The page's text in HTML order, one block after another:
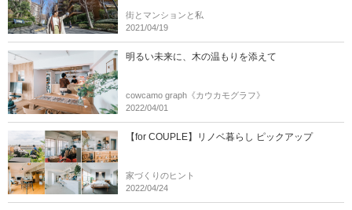
街とマンションと私
2021/04/19
明るい未来に、木の温もりを添えて
cowcamo graph《カウカモグラフ》
2022/04/01
【for COUPLE】リノベ暮らし ピックアップ
家づくりのヒント
2022/04/24